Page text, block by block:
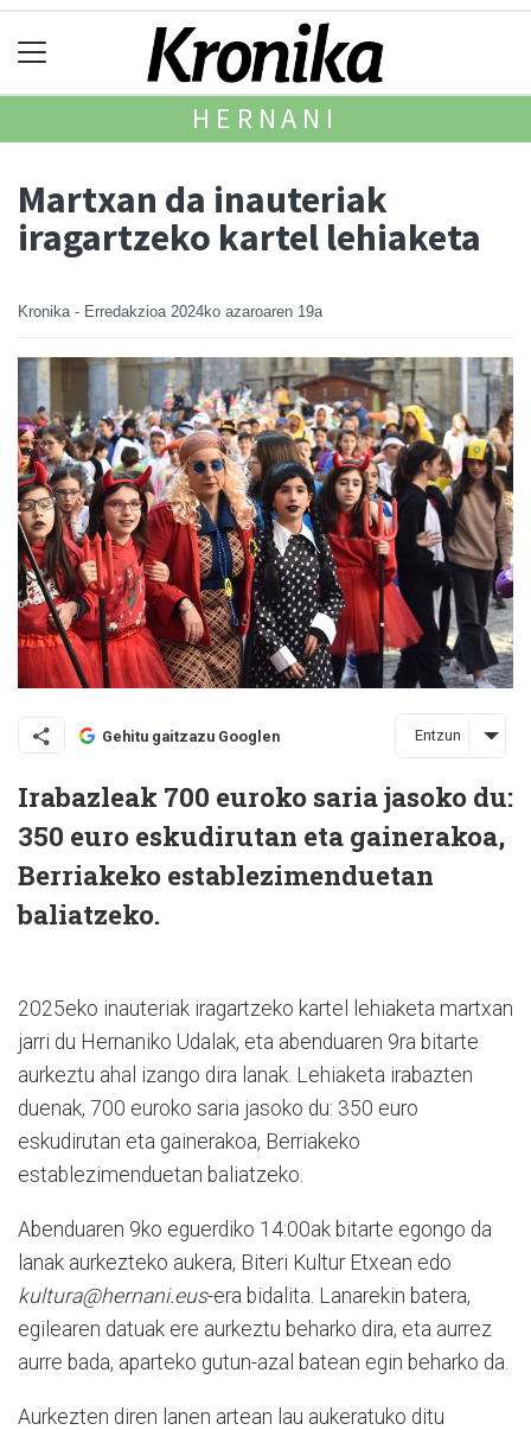
HERNANI
Martxan da inauteriak
iragartzeko kartel lehiaketa
Kronika - Erredakzioa 2024ko azaroaren 19a
Gehitu gaitzazu Googlen Entzun
Irabazleak 700 euroko saria jasoko du:
350 euro eskudirutan eta gainerakoa,
Berriakeko establezimenduetan
baliatzeko.
2025eko inauteriak iragartzeko kartel lehiaketa martxan
jarri du Hernaniko Udalak, eta abenduaren 9ra bitarte
aurkeztu ahal izango dira lanak. Lehiaketa irabazten
duenak, 700 euroko saria jasoko du: 350 euro
eskudirutan eta gainerakoa, Berriakeko
establezimenduetan baliatzeko.
Abenduaren 9ko eguerdiko 14:00ak bitarte egongo da
lanak aurkezteko aukera, Biteri Kultur Etxean edo
kultura@hernani.eus-era bidalita. Lanarekin batera,
egilearen datuak ere aurkeztu beharko dira, eta aurrez
aurre bada, aparteko gutun-azal batean egin beharko da.
Aurkezten diren lanen artean lau aukeratuko ditu